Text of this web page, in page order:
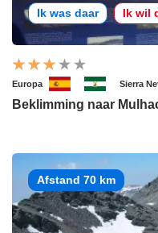
Ik was daar Ik wil
Europa Sierra
Beklimming naar
Afstand 70 km